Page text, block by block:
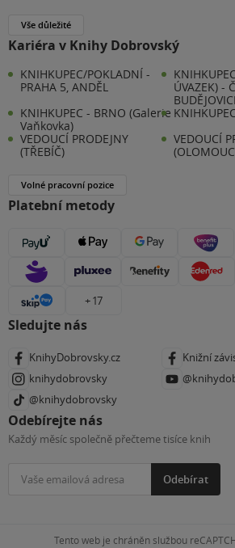
Vše důležité
Kariéra v Knihy Dobrovský
KNIHKUPEC/POKLADNÍ -
PRAHA 5, ANDĚL
ÚVAZEK) -
KNIHKUPEC - BRNO (Galerie
Vaňkovka)
VEDOUCÍ PRODEJNY
(TŘEBÍČ)
VEDOUCÍ
Volné pracovní pozice
Platební metody
+ 17
Sledujte nás
KnihyDobrovsky.cz
Knižní
knihydobrovsky
@knihydobrovsky
Odebírejte nás
Každý měsíc společně přečteme tisíce knih
Odebírat
Tento web je chráněn službou